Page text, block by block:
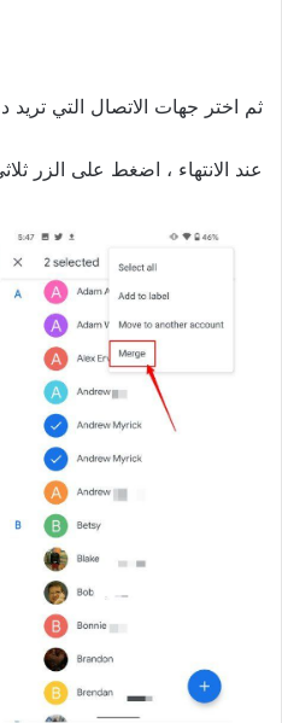
ثم اختر جهات الاتصال التي تريد
عند الانتهاء ، اضغط على الزر